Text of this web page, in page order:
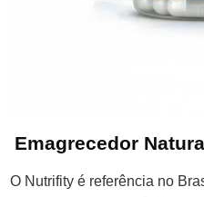
Emagrecedor
O Nutrifity é referência no